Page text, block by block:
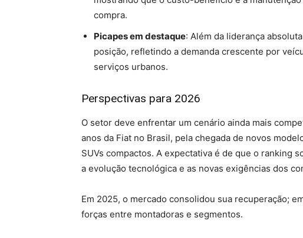
compra.
Picapes em destaque: Além da liderança
posição, refletindo a demanda crescente por
serviços urbanos.
Perspectivas para 2026
O setor deve enfrentar um cenário ainda mais
anos da Fiat no Brasil, pela chegada de novos
SUVs compactos. A expectativa é de que o ranking
a evolução tecnológica e as novas exigências dos
Em 2025, o mercado consolidou sua recuperação;
forças entre montadoras e segmentos.